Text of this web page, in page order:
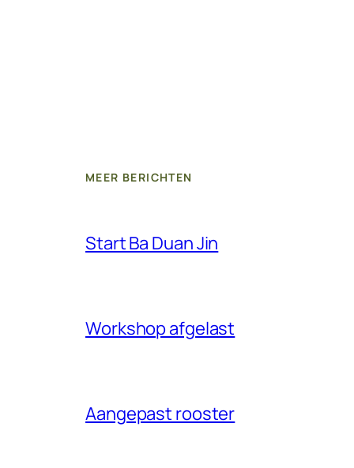
MEER BERICHTEN
Start Ba Duan Jin
Workshop afgelast
Aangepast rooster